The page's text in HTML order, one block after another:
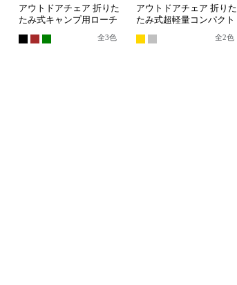
アウトドアチェア 折りた
たみ式キャンプ用ローチ
全3色
アウトドアチェア 折りた
たみ式超軽量コンパクト
全2色